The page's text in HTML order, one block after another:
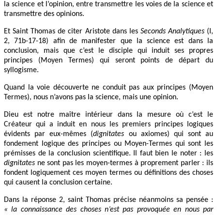
la science et l’opinion, entre transmettre les voies de la science et
transmettre des opinions.
Et Saint Thomas de citer Aristote dans les Seconds Analytiques(I,
2, 71b-17-18) afin de manifester que la science est dans la
conclusion, mais que c’est le disciple qui induit ses propres
principes (Moyen Termes) qui seront points de départ du
syllogisme.
Quand la voie découverte ne conduit pas aux principes (Moyen
Termes), nous n’avons pas la science, mais une opinion.
Dieu est notre maître intérieur dans la mesure où c’est le
Créateur qui a induit en nous les premiers principes logiques
évidents par eux-mêmes (dignitates ou axiomes) qui sont au
fondement logique des principes ou Moyen-Termes qui sont les
prémisses de la conclusion scientifique. Il faut bien le noter : les
dignitates ne sont pas les moyen-termes à proprement parler : ils
fondent logiquement ces moyen termes ou définitions des choses
qui causent la conclusion certaine.
Dans la réponse 2, saint Thomas précise néanmoins sa pensée :
« la connaissance des choses n’est pas provoquée en nous par